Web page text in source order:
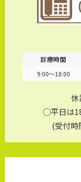
診療時間
9:00～18:00
休
◯平日は
(受付